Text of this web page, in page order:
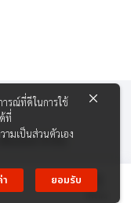
Menu
นเตอร์ จำกัด
รณ์ที่ดีในการใช้
ที่
มเป็นส่วนตัวเอง
ยอมรับ